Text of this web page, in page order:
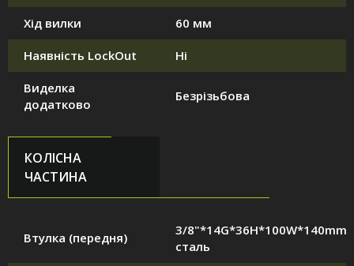
Хід вилки 60 мм
Наявність LockOut Ні
Виделка
додатково
Безрізьбова
КОЛІСНА
ЧАСТИНА
Втулка (передня)
3/8"*14G*36H*100W*140mm,
сталь